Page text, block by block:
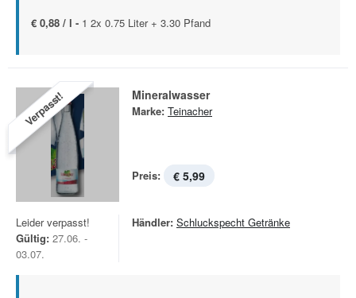
€ 0,88 / l - 1 2x 0.75 Liter + 3.30 Pfand
Verpasst! Mineralwasser
Marke: Teinacher
Preis: € 5,99
Leider verpasst!
Gültig: 27.06. -
03.07.
Händler: Schluckspecht Getränke